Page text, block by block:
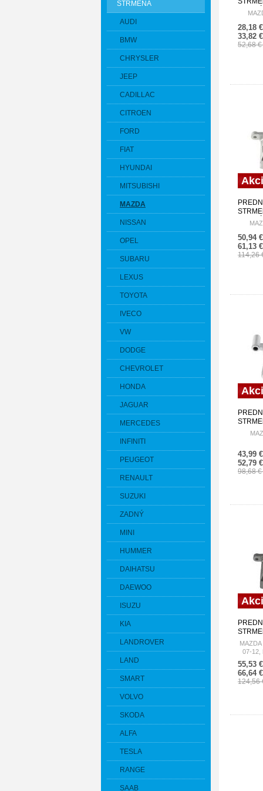
STRMEŇA
AUDI
BMW
CHRYSLER
JEEP
CADILLAC
CITROEN
FORD
FIAT
HYUNDAI
MITSUBISHI
MAZDA
NISSAN
OPEL
SUBARU
LEXUS
TOYOTA
IVECO
VW
DODGE
CHEVROLET
HONDA
JAGUAR
MERCEDES
INFINITI
PEUGEOT
RENAULT
SUZUKI
ZADNÝ
MINI
HUMMER
DAIHATSU
DAEWOO
ISUZU
KIA
LANDROVER
LAND
SMART
VOLVO
SKODA
ALFA
TESLA
RANGE
SAAB
/
28,18 €
33,82 €
52,68 €
/
50,94 €
61,13 €
114,26
02-07
61XA
43,99 €
52,79 €
98,68 €
3,2.
/
MZ-019
07-12,
55,53 €
66,64 €
124,56